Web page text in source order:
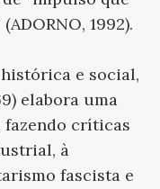
1992).
e social,
elabora uma
fazendo críticas
à
fascista e